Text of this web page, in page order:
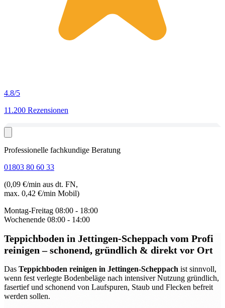
4.8/5
11.200 Rezensionen
Professionelle fachkundige Beratung
01803 80 60 33
(0,09 €/min aus dt. FN,
max. 0,42 €/min Mobil)
Montag-Freitag 08:00 - 18:00
Wochenende 08:00 - 14:00
Teppichboden in Jettingen-Scheppach vom Profi
reinigen – schonend, gründlich & direkt vor Ort
Das Teppichboden reinigen in Jettingen-Scheppach ist sinnvoll,
wenn fest verlegte Bodenbeläge nach intensiver Nutzung gründlich,
fasertief und schonend von Laufspuren, Staub und Flecken befreit
werden sollen.